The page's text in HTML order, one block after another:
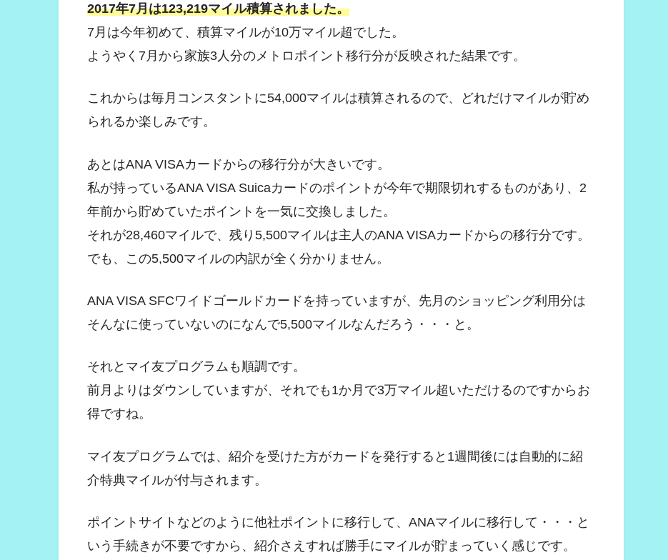
2017年7月は123,219マイル積算されました。
7月は今年初めて、積算マイルが10万マイル超でした。
ようやく7月から家族3人分のメトロポイント移行分が反映された結果です。
これからは毎月コンスタントに54,000マイルは積算されるので、どれだけマイルが貯め
られるか楽しみです。
あとはANA VISAカードからの移行分が大きいです。
私が持っているANA VISA Suicaカードのポイントが今年で期限切れするものがあり、2
年前から貯めていたポイントを一気に交換しました。
それが28,460マイルで、残り5,500マイルは主人のANA VISAカードからの移行分です。
でも、この5,500マイルの内訳が全く分かりません。
ANA VISA SFCワイドゴールドカードを持っていますが、先月のショッピング利用分は
そんなに使っていないのになんで5,500マイルなんだろう・・・と。
それとマイ友プログラムも順調です。
前月よりはダウンしていますが、それでも1か月で3万マイル超いただけるのですからお
得ですね。
マイ友プログラムでは、紹介を受けた方がカードを発行すると1週間後には自動的に紹
介特典マイルが付与されます。
ポイントサイトなどのように他社ポイントに移行して、ANAマイルに移行して・・・と
いう手続きが不要ですから、紹介さえすれば勝手にマイルが貯まっていく感じです。